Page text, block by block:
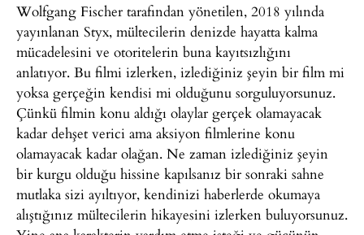
Wolfgang Fischer tarafından yönetilen, 2018 yılında
yayınlanan Styx, mültecilerin denizde hayatta kalma
mücadelesini ve otoritelerin buna kayıtsızlığını
anlatıyor. Bu filmi izlerken, izlediğiniz şeyin bir film mi
yoksa gerçeğin kendisi mi olduğunu sorguluyorsunuz.
Çünkü filmin konu aldığı olaylar gerçek olamayacak
kadar dehşet verici ama aksiyon filmlerine konu
olamayacak kadar olağan. Ne zaman izlediğiniz şeyin
bir kurgu olduğu hissine kapılsanız bir sonraki sahne
mutlaka sizi ayıltıyor, kendinizi haberlerde okumaya
alıştığınız mültecilerin hikayesini izlerken buluyorsunuz.